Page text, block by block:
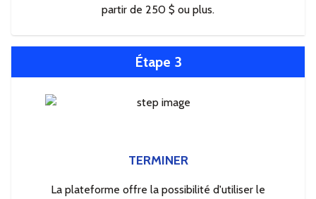
partir de 250 $ ou plus.
Étape 3
TERMINER
La plateforme offre la possibilité d'utiliser le